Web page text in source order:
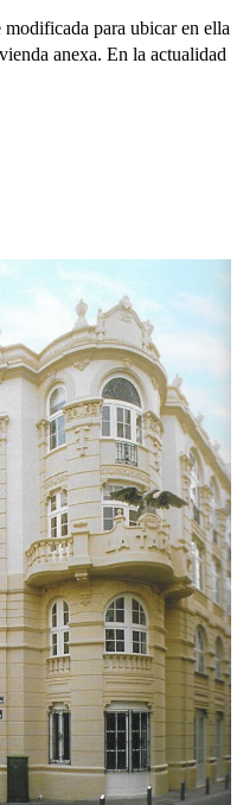
para ubicar en ella
anexa. En la actualidad